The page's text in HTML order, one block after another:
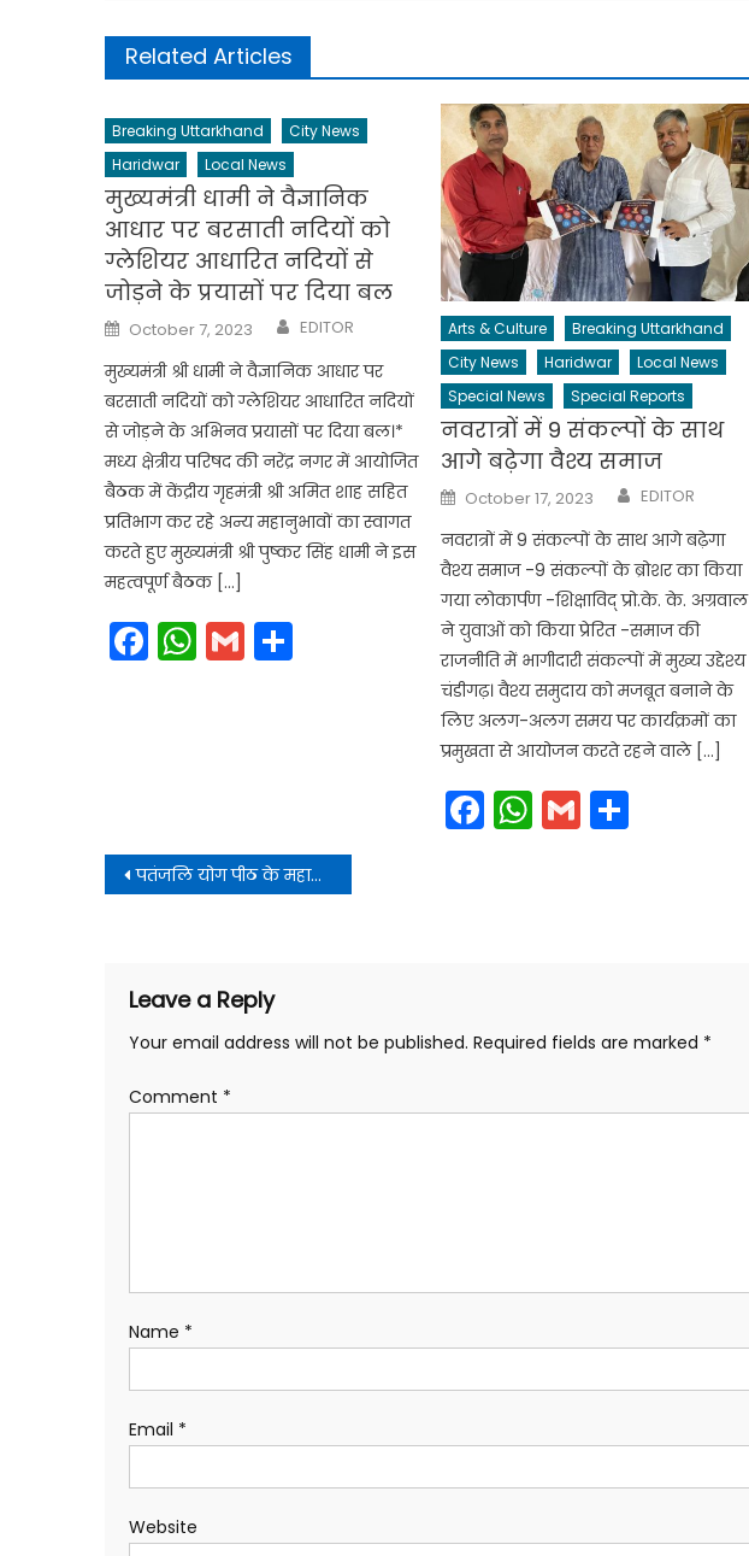
Related Articles
Breaking Uttarkhand
City News
Haridwar
Local News
मुख्यमंत्री धामी ने वैज्ञानिक
आधार पर बरसाती नदियों को
ग्लेशियर आधारित नदियों से
जोड़ने के प्रयासों पर दिया बल
Posted
on
October 7, 2023 Author
EDITOR
मुख्यमंत्री श्री धामी ने वैज्ञानिक आधार पर
बरसाती नदियों को ग्लेशियर आधारित नदियों
से जोड़ने के अभिनव प्रयासों पर दिया बल।*
मध्य क्षेत्रीय परिषद की नरेंद्र नगर में आयोजित
बैठक में केंद्रीय गृहमंत्री श्री अमित शाह सहित
प्रतिभाग कर रहे अन्य महानुभावों का स्वागत
करते हुए मुख्यमंत्री श्री पुष्कर सिंह धामी ने इस
महत्वपूर्ण बैठक […]
Facebook
WhatsApp
Gmail
Arts & Culture
Breaking Uttarkhand
City News
Haridwar
Local News
Special News
Special Reports
नवरात्रों में 9 संकल्पों के साथ
आगे बढ़ेगा वैश्य समाज
Posted
on
October 17, 2023 Author
EDITOR
नवरात्रों में 9 संकल्पों के साथ आगे बढ़ेगा
वैश्य समाज -9 संकल्पों के ब्रोशर का किया
गया लोकार्पण -शिक्षाविद् प्रो.के. के. अग्रवाल
ने युवाओं को किया प्रेरित -समाज की
राजनीति में भागीदारी संकल्पों में मुख्य उद्देश्य
चंडीगढ़। वैश्य समुदाय को मजबूत बनाने के
लिए अलग-अलग समय पर कार्यक्रमों का
प्रमुखता से आयोजन करते रहने वाले […]
Facebook
WhatsApp
GmailShare
Post
navigation
पतंजलि योग पीठ के महामंत्री आचार्य बालकृष्ण के जन्म दिवस पर, सोशल मीडिया अकाउंट पर पोस्ट की अपने बचपन की फोटो
Leave a Reply
Your email address will not be published. Required fields are marked *
Comment *
Name *
Email *
Website